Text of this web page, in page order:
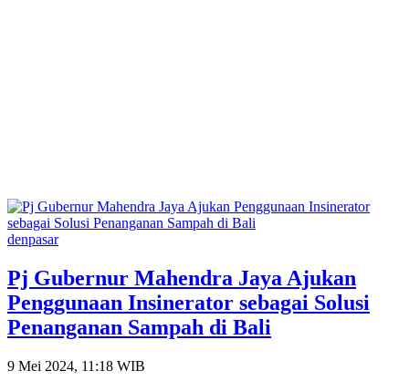
denpasar
Pj Gubernur Mahendra Jaya Ajukan
Penggunaan Insinerator sebagai Solusi
Penanganan Sampah di Bali
9 Mei 2024, 11:18 WIB